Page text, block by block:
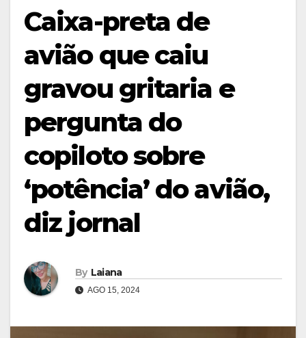
Caixa-preta de
avião que caiu
gravou gritaria e
pergunta do
copiloto sobre
‘potência’ do avião,
diz jornal
By Laiana
AGO 15, 2024